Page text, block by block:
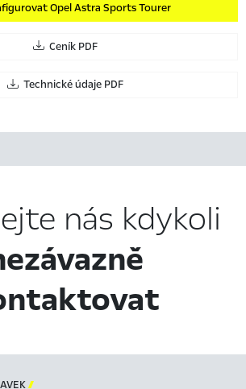
Opel Astra Sports Tourer
Ceník PDF
Technické údaje PDF
nás kdykoli
